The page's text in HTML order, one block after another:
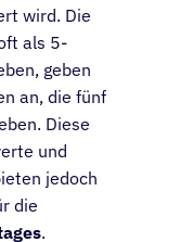
wird. Die
als 5-
geben
an, die fünf
Diese
und
jedoch
die
.